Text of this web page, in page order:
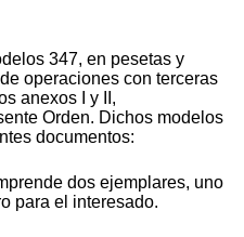
347, en pesetas y
operaciones con terceras
anexos I y II,
Orden. Dichos modelos
documentos:
dos ejemplares, uno
para el interesado.